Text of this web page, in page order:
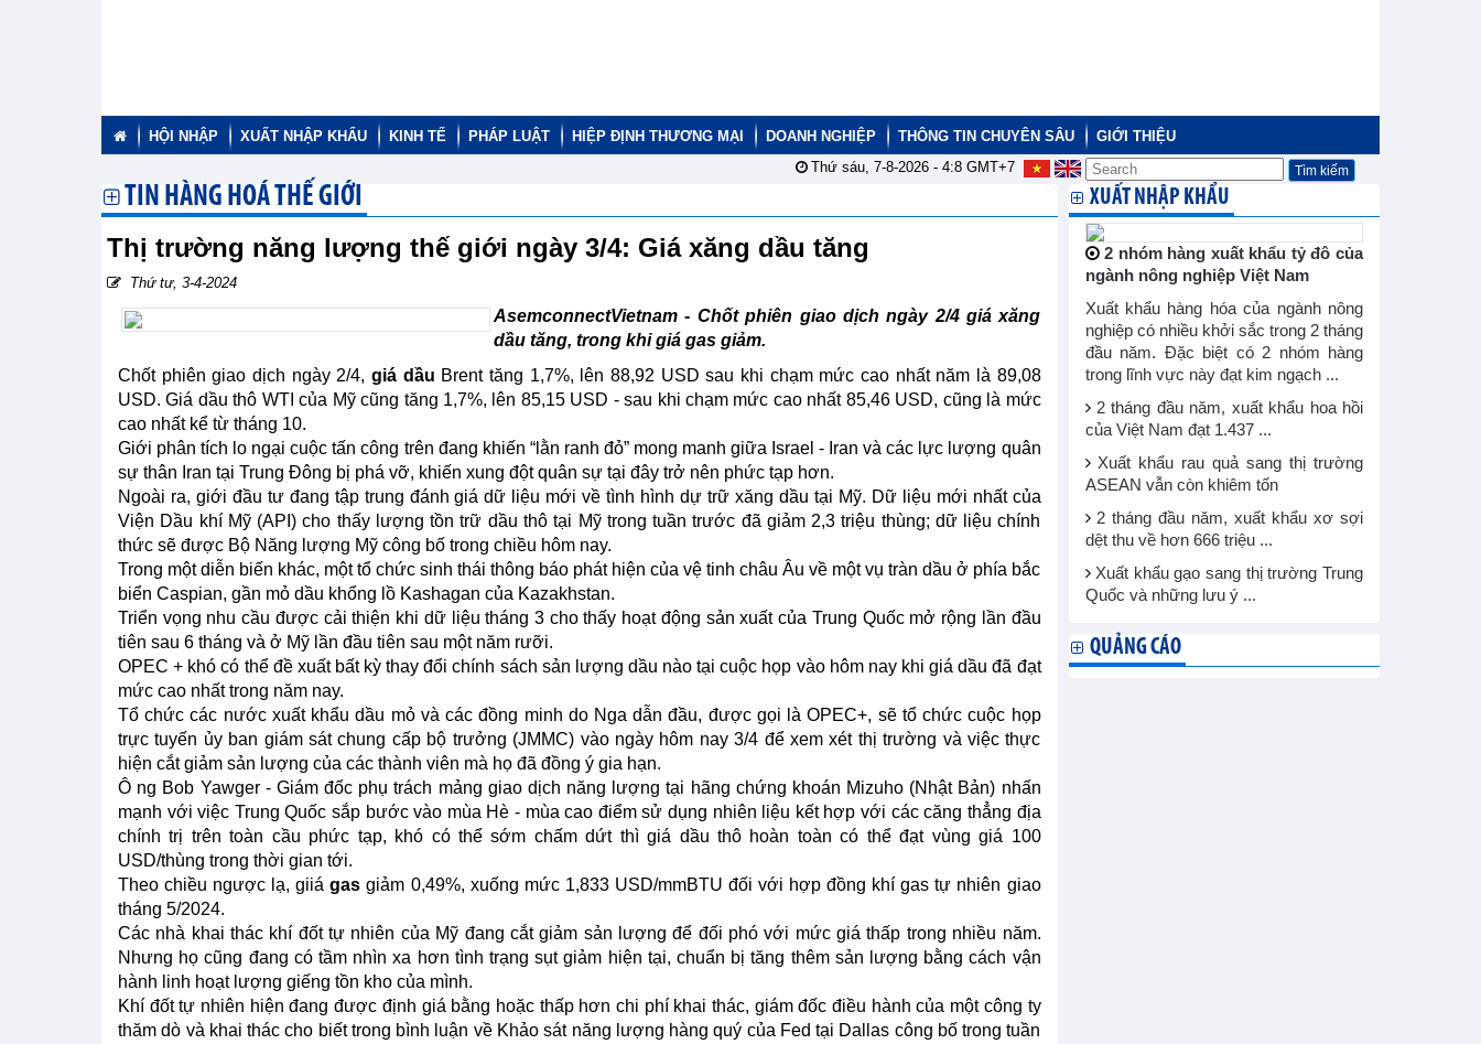
HỘI NHẬP XUẤT NHẬP KHẨU KINH TẾ PHÁP LUẬT HIỆP ĐỊNH THƯƠNG MẠI DOANH NGHIỆP THÔNG TIN CHUYÊN SÂU
GIỚI THIỆU
Thứ sáu, 7-8-2026 - 4:8GMT+7
TIN HÀNG HOÁ THẾ GIỚI
Thị trường năng lượng thế giới ngày 3/4: Giá xăng dầu tăng
Thứ tư, 3-4-2024
AsemconnectVietnam - Chốt phiên giao dịch ngày 2/4 giá xăng
dầu tăng, trong khi giá gas giảm.
Chốt phiên giao dịch ngày 2/4, giá dầu Brent tăng 1,7%, lên 88,92 USD sau khi chạm mức cao nhất năm là 89,08
USD. Giá dầu thô WTI của Mỹ cũng tăng 1,7%, lên 85,15 USD - sau khi chạm mức cao nhất 85,46 USD, cũng là mức
cao nhất kể từ tháng 10.
Giới phân tích lo ngại cuộc tấn công trên đang khiến “lằn ranh đỏ” mong manh giữa Israel - Iran và các lực lượng quân
sự thân Iran tại Trung Đông bị phá vỡ, khiến xung đột quân sự tại đây trở nên phức tạp hơn.
Ngoài ra, giới đầu tư đang tập trung đánh giá dữ liệu mới về tình hình dự trữ xăng dầu tại Mỹ. Dữ liệu mới nhất của
Viện Dầu khí Mỹ (API) cho thấy lượng tồn trữ dầu thô tại Mỹ trong tuần trước đã giảm 2,3 triệu thùng; dữ liệu chính
thức sẽ được Bộ Năng lượng Mỹ công bố trong chiều hôm nay.
Trong một diễn biến khác, một tổ chức sinh thái thông báo phát hiện của vệ tinh châu Âu về một vụ tràn dầu ở phía bắc
biển Caspian, gần mỏ dầu khổng lồ Kashagan của Kazakhstan.
Triển vọng nhu cầu được cải thiện khi dữ liệu tháng 3 cho thấy hoạt động sản xuất của Trung Quốc mở rộng lần đầu
tiên sau 6 tháng và ở Mỹ lần đầu tiên sau một năm rưỡi.
OPEC + khó có thể đề xuất bất kỳ thay đổi chính sách sản lượng dầu nào tại cuộc họp vào hôm nay khi giá dầu đã đạt
mức cao nhất trong năm nay.
Tổ chức các nước xuất khẩu dầu mỏ và các đồng minh do Nga dẫn đầu, được gọi là OPEC+, sẽ tổ chức cuộc họp
trực tuyến ủy ban giám sát chung cấp bộ trưởng (JMMC) vào ngày hôm nay 3/4 để xem xét thị trường và việc thực
hiện cắt giảm sản lượng của các thành viên mà họ đã đồng ý gia hạn.
Ô ng Bob Yawger - Giám đốc phụ trách mảng giao dịch năng lượng tại hãng chứng khoán Mizuho (Nhật Bản) nhấn
mạnh với việc Trung Quốc sắp bước vào mùa Hè - mùa cao điểm sử dụng nhiên liệu kết hợp với các căng thẳng địa
chính trị trên toàn cầu phức tạp, khó có thể sớm chấm dứt thì giá dầu thô hoàn toàn có thể đạt vùng giá 100
USD/thùng trong thời gian tới.
Theo chiều ngược lạ, giiá gasgiảm 0,49%, xuống mức 1,833 USD/mmBTU đối với hợp đồng khí gas tự nhiên giao
tháng 5/2024.
Các nhà khai thác khí đốt tự nhiên của Mỹ đang cắt giảm sản lượng để đối phó với mức giá thấp trong nhiều năm.
Nhưng họ cũng đang có tầm nhìn xa hơn tình trạng sụt giảm hiện tại, chuẩn bị tăng thêm sản lượng bằng cách vận
hành linh hoạt lượng giếng tồn kho của mình.
Khí đốt tự nhiên hiện đang được định giá bằng hoặc thấp hơn chi phí khai thác, giám đốc điều hành của một công ty
thăm dò và khai thác cho biết trong bình luận về Khảo sát năng lượng hàng quý của Fed tại Dallas công bố trong tuần
XUẤT NHẬP KHẨU
2 nhóm hàng xuất khẩu tỷ đô của
ngành nông nghiệp Việt Nam
Xuất khẩu hàng hóa của ngành nông
nghiệp có nhiều khởi sắc trong 2 tháng
đầu năm. Đặc biệt có 2 nhóm hàng
trong lĩnh vực này đạt kim ngạch ...
2 tháng đầu năm, xuất khẩu hoa hồi
của Việt Nam đạt 1.437 ...
Xuất khẩu rau quả sang thị trường
ASEAN vẫn còn khiêm tốn
2 tháng đầu năm, xuất khẩu xơ sợi
dệt thu về hơn 666 triệu ...
Xuất khẩu gạo sang thị trường Trung
Quốc và những lưu ý ...
QUẢNG CÁO